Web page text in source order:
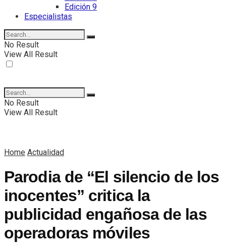
Edición 9
Especialistas
No Result
View All Result
No Result
View All Result
Home Actualidad
Parodia de “El silencio de los
inocentes” critica la
publicidad engañosa de las
operadoras móviles